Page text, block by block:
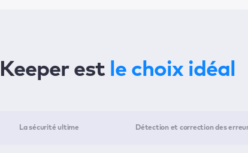
est le choix idéal
La sécurité ultime Détection et correction des